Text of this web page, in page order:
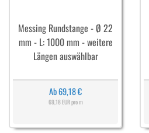
Messing Rundstange - Ø 22
mm - L: 1000 mm - weitere
Längen auswählbar
Ab 69,18 €
69,18 EUR pro m